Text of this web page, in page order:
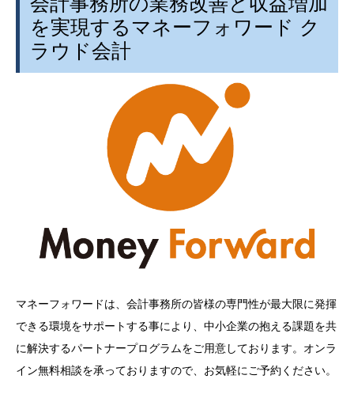
を実現するマネーフォワード ク
ラウド会計
マネーフォワードは、会計事務所の皆様の専門性が最大限に発揮
できる環境をサポートする事により、中小企業の抱える課題を共
に解決するパートナープログラムをご用意しております。オンラ
イン無料相談を承っておりますので、お気軽にご予約ください。